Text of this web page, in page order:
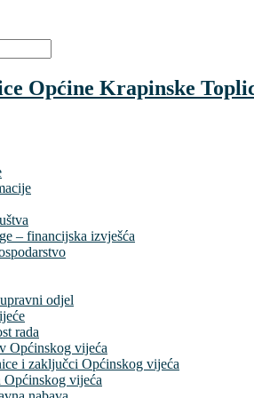
Općine Krapinske
– financijska izvješća
odjel
rada
Općinskog vijeća
i zaključci Općinskog vijeća
Općinskog vijeća